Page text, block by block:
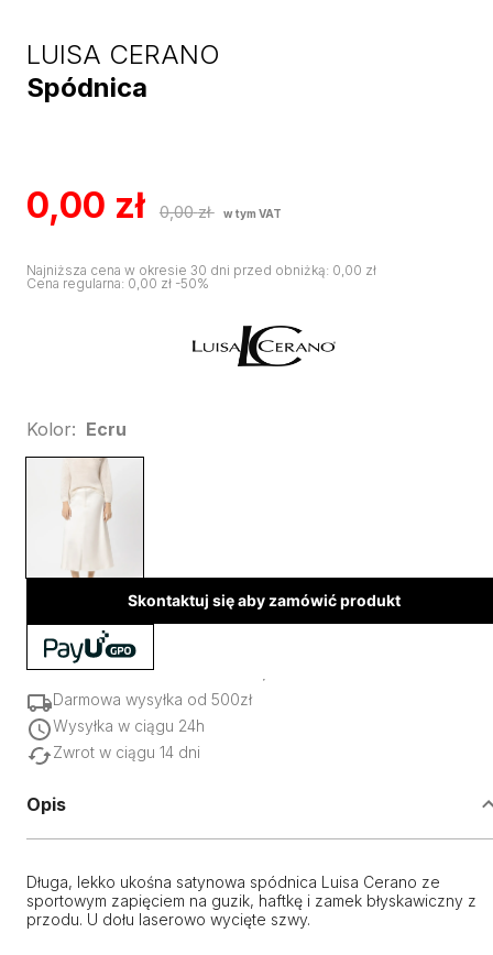
LUISA CERANO
Spódnica
0,00 zł 0,00 zł w tym VAT
Najniższa cena w okresie 30 dni przed obniżką: 0,00 zł
Cena regularna: 0,00 zł -50%
Kolor: Ecru
Skontaktuj się aby zamówić produkt
Darmowa wysyłka od 500zł
Wysyłka w ciągu 24h
Zwrot w ciągu 14 dni
Opis
Długa, lekko ukośna satynowa spódnica Luisa Cerano ze
sportowym zapięciem na guzik, haftkę i zamek błyskawiczny z
przodu. U dołu laserowo wycięte szwy.